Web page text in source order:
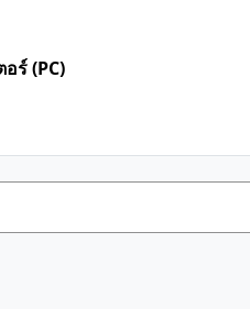
ร์ (PC)